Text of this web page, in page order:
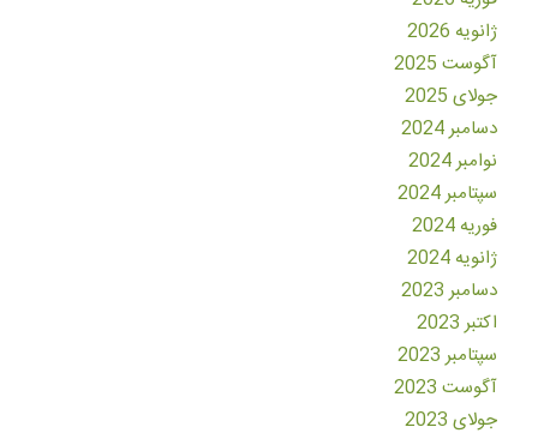
ژانویه 2026
آگوست 2025
جولای 2025
دسامبر 2024
نوامبر 2024
سپتامبر 2024
فوریه 2024
ژانویه 2024
دسامبر 2023
اکتبر 2023
سپتامبر 2023
آگوست 2023
جولای 2023